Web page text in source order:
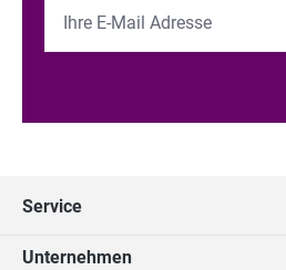
Service
Unternehmen